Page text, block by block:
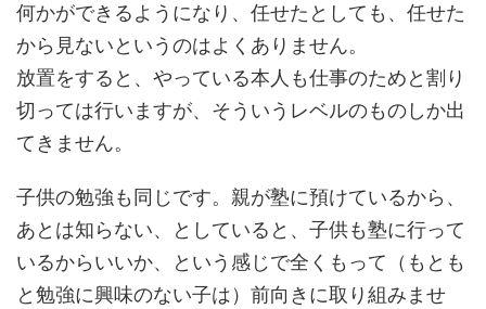
何かができるようになり、任せたとしても、任せた
から見ないというのはよくありません。
放置をすると、やっている本人も仕事のためと割り
切っては行いますが、そういうレベルのものしか出
てきません。
子供の勉強も同じです。親が塾に預けているから、
あとは知らない、としていると、子供も塾に行って
いるからいいか、という感じで全くもって（もとも
と勉強に興味のない子は）前向きに取り組みませ